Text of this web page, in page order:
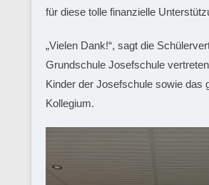
für diese tolle finanzielle
„Vielen Dank!“, sagt die
Grundschule Josefschule
Kinder der Josefschule sowie das
Kollegium.